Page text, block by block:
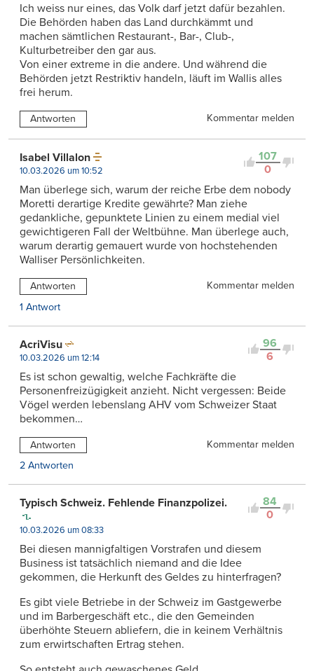
Ich weiss nur eines, das Volk darf jetzt dafür bezahlen.
Die Behörden haben das Land durchkämmt und
machen sämtlichen Restaurant-, Bar-, Club-,
Kulturbetreiber den gar aus.
Von einer extreme in die andere. Und während die
Behörden jetzt Restriktiv handeln, läuft im Wallis alles
frei herum.
Antworten Kommentar melden
107
0
Isabel Villalon
10.03.2026 um 10:52
Man überlege sich, warum der reiche Erbe dem nobody
Moretti derartige Kredite gewährte? Man ziehe
gedankliche, gepunktete Linien zu einem medial viel
gewichtigeren Fall der Weltbühne. Man überlege auch,
warum derartig gemauert wurde von hochstehenden
Walliser Persönlichkeiten.
Antworten
Kommentar melden
1 Antwort
96
6
AcriVisu
10.03.2026 um 12:14
Es ist schon gewaltig, welche Fachkräfte die
Personenfreizügigkeit anzieht. Nicht vergessen: Beide
Vögel werden lebenslang AHV vom Schweizer Staat
bekommen…
Antworten
Kommentar melden
2 Antworten
84
0
Typisch Schweiz. Fehlende Finanzpolizei.
10.03.2026 um 08:33
Bei diesen mannigfaltigen Vorstrafen und diesem
Business ist tatsächlich niemand and die Idee
gekommen, die Herkunft des Geldes zu hinterfragen?
Es gibt viele Betriebe in der Schweiz im Gastgewerbe
und im Barbergeschäft etc., die den Gemeinden
überhöhte Steuern abliefern, die in keinem Verhältnis
zum erwirtschaften Ertrag stehen.